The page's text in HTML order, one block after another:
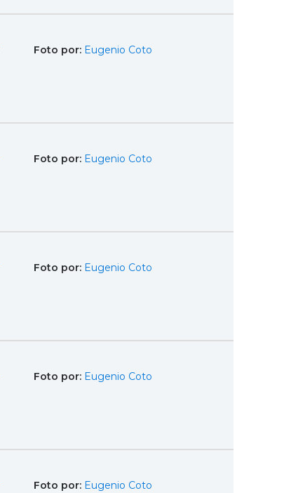
Foto por: Eugenio Coto
Foto por: Eugenio Coto
Foto por: Eugenio Coto
Foto por: Eugenio Coto
Foto por: Eugenio Coto